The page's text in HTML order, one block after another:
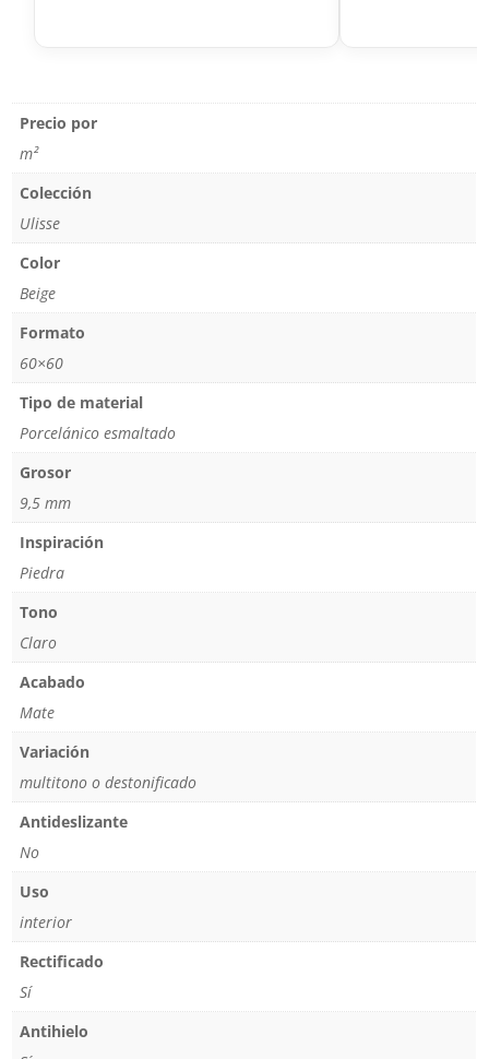
Precio por
m²
Colección
Ulisse
Color
Beige
Formato
60×60
Tipo de material
Porcelánico esmaltado
Grosor
9,5 mm
Inspiración
Piedra
Tono
Claro
Acabado
Mate
Variación
multitono o destonificado
Antideslizante
No
Uso
interior
Rectificado
Sí
Antihielo